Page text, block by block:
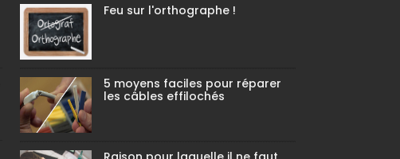
Feu sur l'orthographe !
5 moyens faciles pour réparer
les câbles effilochés